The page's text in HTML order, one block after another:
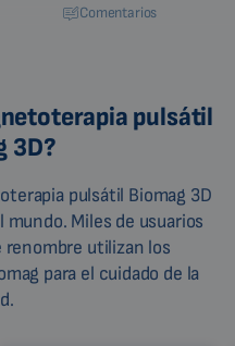
Comentarios
pulsátil
3D?
pulsátil Biomag 3D
mundo. Miles de usuarios
utilizan los
para el cuidado de la